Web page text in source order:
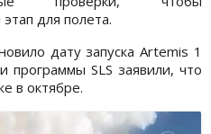
для полета.
дату запуска Artemis 1
программы SLS заявили, что
в октябре.